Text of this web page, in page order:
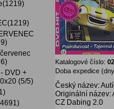
DVD +
(5/5)
Katalogové číslo:
Doba expedice
Český název:
Originální název:
CZ Dabing 2.0